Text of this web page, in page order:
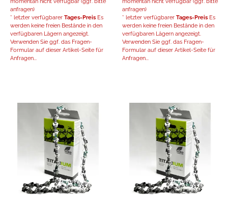
anfragen)
* letzter verfügbarer Tages-Preis Es
werden keine freien Bestände in den
verfügbaren Lägern angezeigt.
Verwenden Sie ggf. das Fragen-
Formular auf dieser Artikel-Seite für
Anfragen...
anfragen)
* letzter verfügbarer Tages-Preis Es
werden keine freien Bestände in den
verfügbaren Lägern angezeigt.
Verwenden Sie ggf. das Fragen-
Formular auf dieser Artikel-Seite für
Anfragen...